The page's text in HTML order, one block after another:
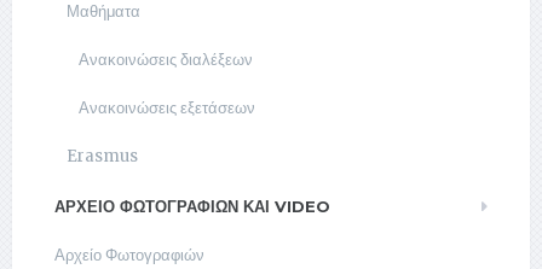
Μαθήματα
Ανακοινώσεις διαλέξεων
Ανακοινώσεις εξετάσεων
Erasmus
ΑΡΧΕΊΟ ΦΩΤΟΓΡΑΦΙΏΝ ΚΑΙ VIDEO
Αρχείο Φωτογραφιών